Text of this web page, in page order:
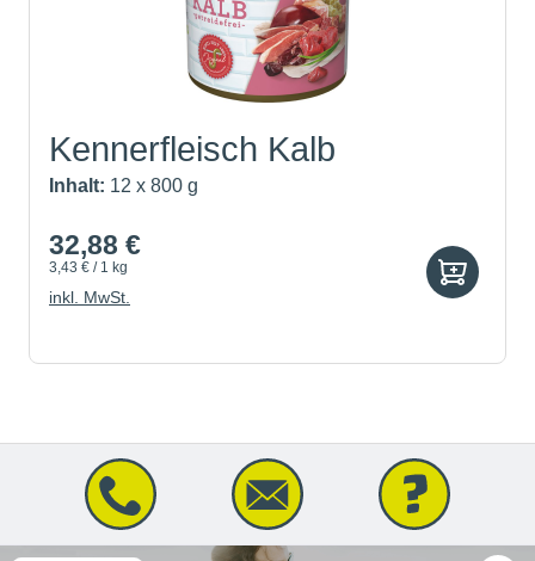
Kennerfleisch Kalb
Inhalt: 12 x 800 g
32,88 €
3,43 € / 1 kg
inkl. MwSt.